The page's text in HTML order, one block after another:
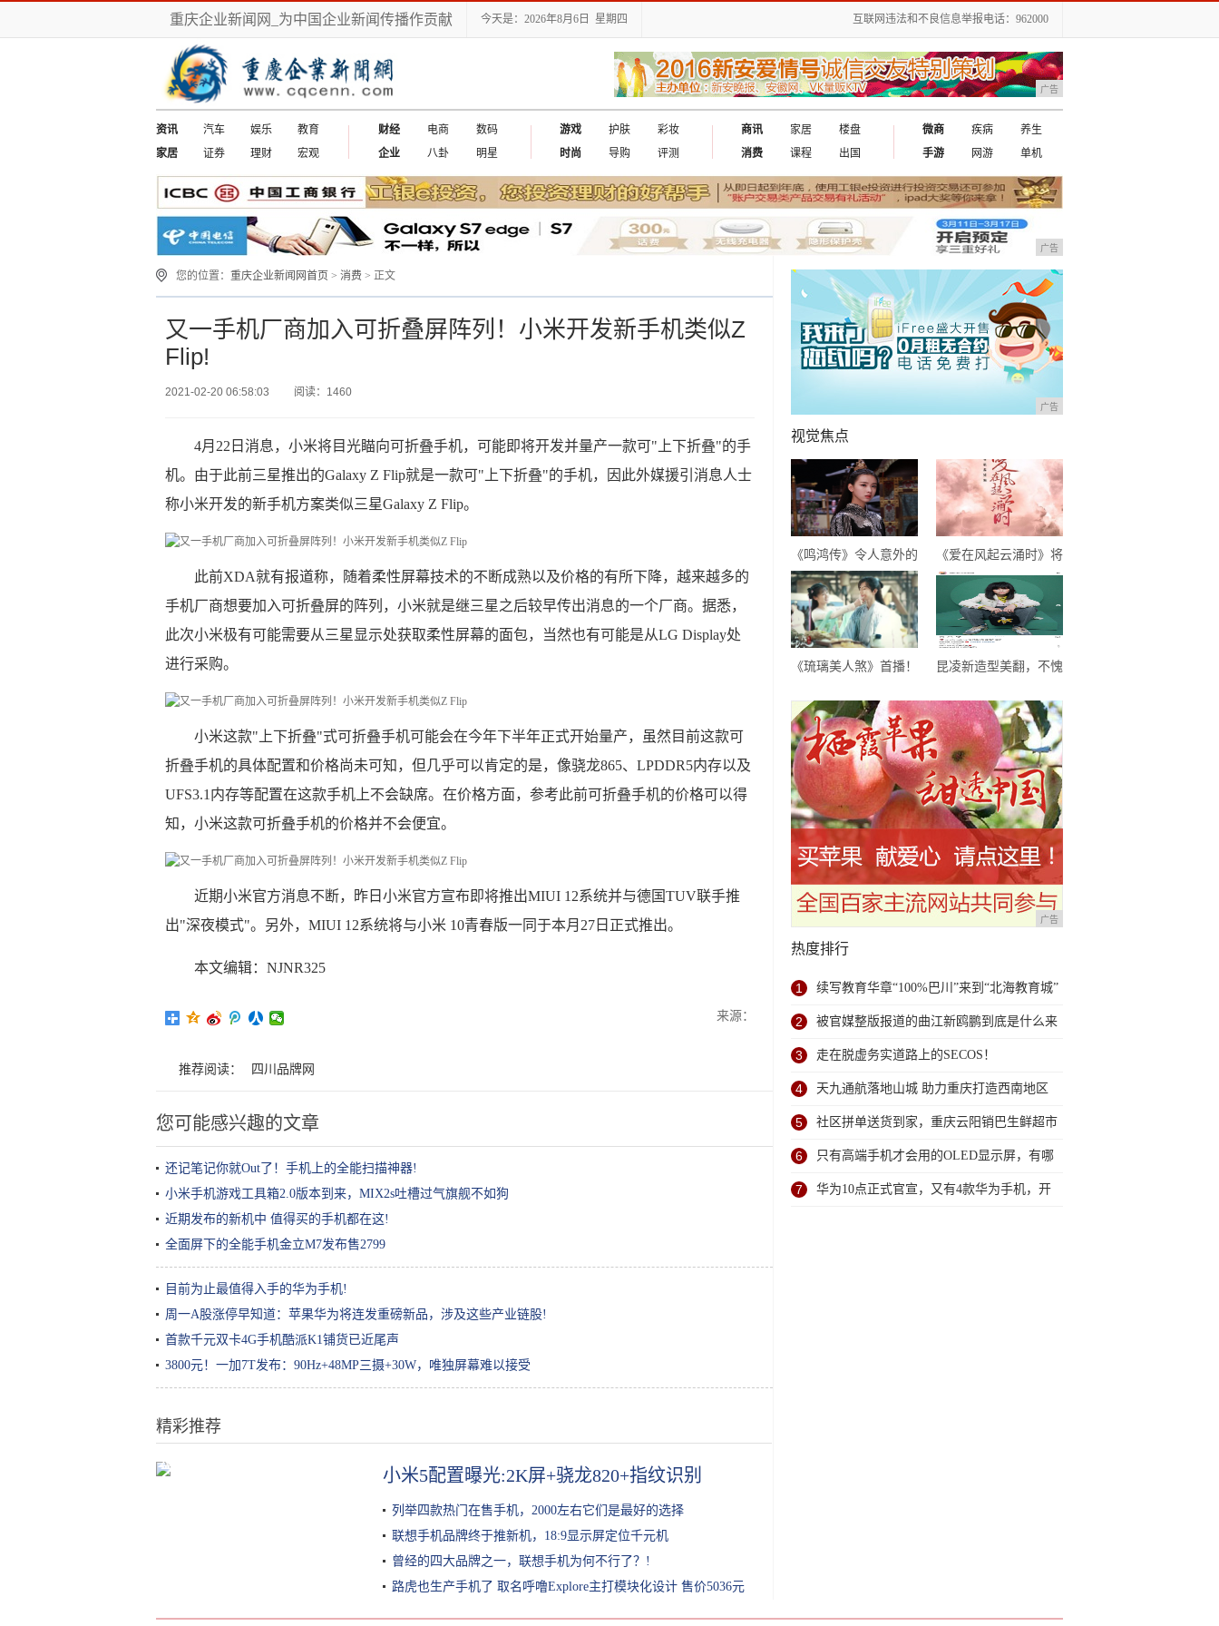
重庆企业新闻网_为中国企业新闻传播作贡献 今天是：2026年8月6日 星期四 互联网违法和不良信息举报电话：962000
广告
资讯 汽车 娱乐
教育
家居
证券 理财 宏观
财经 电商
数码
企业
八卦 明星
游戏 护肤
彩妆
时尚
导购 评测
商讯 家居
楼盘
消费
课程 出国
微商 疾病
养生
手游
网游 单机
广告
您的位置： 重庆企业新闻网首页 > 消费 > 正文
又一手机厂商加入可折叠屏阵列！小米开发新手机类似Z
Flip!
2021-02-20 06:58:03 阅读：1460
4月22日消息，小米将目光瞄向可折叠手机，可能即将开发并量产一款可"上下折叠"的手
机。由于此前三星推出的Galaxy Z Flip就是一款可"上下折叠"的手机，因此外媒援引消息人士
称小米开发的新手机方案类似三星Galaxy Z Flip。
此前XDA就有报道称，随着柔性屏幕技术的不断成熟以及价格的有所下降，越来越多的
手机厂商想要加入可折叠屏的阵列，小米就是继三星之后较早传出消息的一个厂商。据悉，
此次小米极有可能需要从三星显示处获取柔性屏幕的面包，当然也有可能是从LG Display处
进行采购。
小米这款"上下折叠"式可折叠手机可能会在今年下半年正式开始量产，虽然目前这款可
折叠手机的具体配置和价格尚未可知，但几乎可以肯定的是，像骁龙865、LPDDR5内存以及
UFS3.1内存等配置在这款手机上不会缺席。在价格方面，参考此前可折叠手机的价格可以得
知，小米这款可折叠手机的价格并不会便宜。
近期小米官方消息不断，昨日小米官方宣布即将推出MIUI 12系统并与德国TUV联手推
出"深夜模式"。另外，MIUI 12系统将与小米 10青春版一同于本月27日正式推出。
本文编辑：NJNR325
来源：
推荐阅读： 四川品牌网
您可能感兴趣的文章
还记笔记你就Out了！手机上的全能扫描神器!
小米手机游戏工具箱2.0版本到来，MIX2s吐槽过气旗舰不如狗
近期发布的新机中 值得买的手机都在这!
全面屏下的全能手机金立M7发布售2799
目前为止最值得入手的华为手机!
周一A股涨停早知道：苹果华为将连发重磅新品，涉及这些产业链股!
首款千元双卡4G手机酷派K1铺货已近尾声
3800元！一加7T发布：90Hz+48MP三摄+30W，唯独屏幕难以接受
精彩推荐
盘一盘大家熟悉的湖，湖水颜色大
小米5配置曝光:2K屏+骁龙820+指纹识别
列举四款热门在售手机，2000左右它们是最好的选择
联想手机品牌终于推新机，18:9显示屏定位千元机
曾经的四大品牌之一，联想手机为何不行了？!
路虎也生产手机了 取名呼噜Explore主打模块化设计 售价5036元!
广告
视觉焦点
《鸣鸿传》令人意外的
古装喜剧，逗趣中感悟
人生，开启喜剧新模式
《爱在风起云涌时》将
播，成毅尹正首次合
作，超期待
《琉璃美人煞》首播！
甜虐的，希望不要太虐
昆凌新造型美翻，不愧
恋的感觉
广告
热度排行
1 续写教育华章“100%巴川”来到“北海教育城”
2 被官媒整版报道的曲江新鸥鹏到底是什么来
头？
3 走在脱虚务实道路上的SECOS！
4 天九通航落地山城 助力重庆打造西南地区
水、陆、空交通枢纽
5 社区拼单送货到家，重庆云阳销巴生鲜超市
便民举措受热捧
6 只有高端手机才会用的OLED显示屏，有哪
些优点和缺点呢？
7 华为10点正式官宣，又有4款华为手机，开